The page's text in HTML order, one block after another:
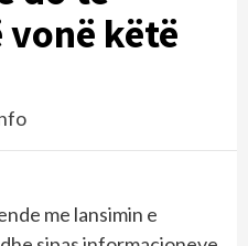
këtë
me lansimin e